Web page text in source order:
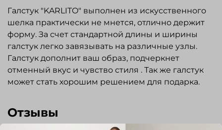
Галстук "KARLITO" выполнен из искусственного
шелка практически не мнется, отлично держит
форму. За счет стандартной длины и ширины
галстук легко завязывать на различные узлы.
Галстук дополнит ваш образ, подчеркнет
отменный вкус и чувство стиля . Так же галстук
может стать хорошим решением для подарка.
Отзывы